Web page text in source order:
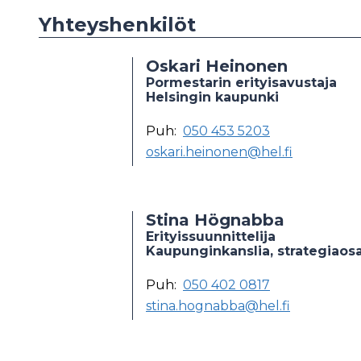
Yhteyshenkilöt
Oskari Heinonen
Pormestarin erityisavustaja
Helsingin kaupunki
Puh: 050 453 5203
oskari.heinonen@hel.fi
Stina Högnabba
Erityissuunnittelija
Kaupunginkanslia,
Puh: 050 402 0817
stina.hognabba@hel.fi